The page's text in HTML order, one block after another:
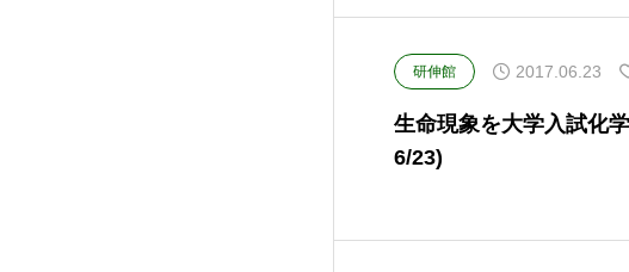
研伸館 2017.06.23
生命現象を大学入試化
6/23)